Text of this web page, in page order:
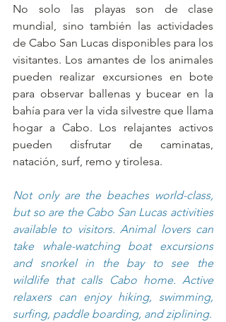
No solo las playas son de clase
mundial, sino también las actividades
de Cabo San Lucas disponibles para los
visitantes. Los amantes de los animales
pueden realizar excursiones en bote
para observar ballenas y bucear en la
bahía para ver la vida silvestre que llama
hogar a Cabo. Los relajantes activos
pueden disfrutar de caminatas,
natación, surf, remo y tirolesa.
Not only are the beaches world-class,
but so are the Cabo San Lucas activities
available to visitors. Animal lovers can
take whale-watching boat excursions
and snorkel in the bay to see the
wildlife that calls Cabo home. Active
relaxers can enjoy hiking, swimming,
surfing, paddle boarding, and ziplining.